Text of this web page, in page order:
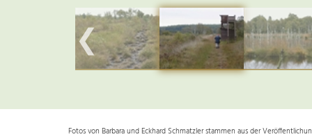
❮
Fotos von Barbara und Eckhard Schmatzler stammen aus der